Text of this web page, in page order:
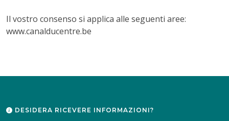
Il vostro consenso si applica alle seguenti aree:
www.canalducentre.be
DESIDERA RICEVERE INFORMAZIONI?